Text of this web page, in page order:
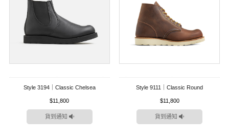
Style 3194｜Classic Chelsea
$11,800
貨到通知
Style 9111｜Classic Round
$11,800
貨到通知